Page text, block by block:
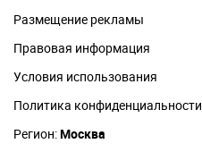
Размещение рекламы
Правовая информация
Условия использования
Политика конфиденциальности
Регион:Москва